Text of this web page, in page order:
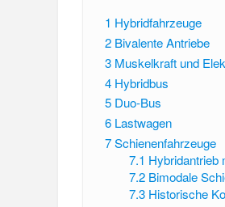
1 Hybridfahrzeuge
2 Bivalente Antriebe
3 Muskelkraft und
4 Hybridbus
5 Duo-Bus
6 Lastwagen
7Schienenfahrzeuge
7.1 Hybridantrieb
7.2 Bimodale
7.3 Historische